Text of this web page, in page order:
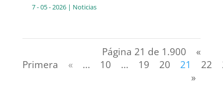
7 - 05 - 2026| Noticias
Página 21 de 1.900
«
Primera
« ... 10 ... 19 20 21 22
»